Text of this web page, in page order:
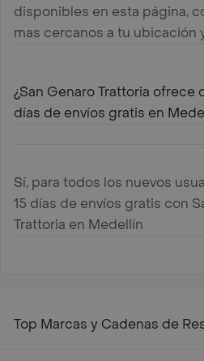
disponibles en esta página,
mas cercanos a tu ubicación
¿San Genaro Trattoria ofrece
días de envíos gratis en
Sí, para todos los nuevos
15 días de envíos gratis con
Trattoria en Medellín
Top Marcas y Cadenas de